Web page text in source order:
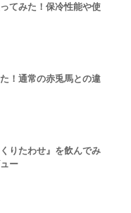
てみた！保冷性能や使
！通常の赤兎馬との違
りたわせ』を飲んでみ
ー